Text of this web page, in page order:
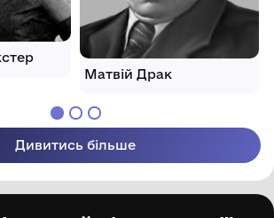
Матвій Драк
Дивитись більше